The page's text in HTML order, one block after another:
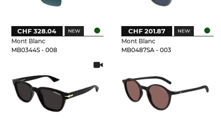
Mont Blanc
MB0344S - 008
CHF 328.04
Mont Blanc
MB0487SA - 003
CHF 201.87